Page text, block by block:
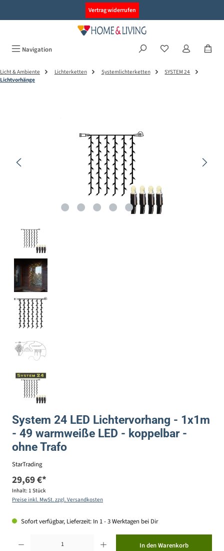
Vertrag widerrufen
Navigation
Licht & Ambiente Lichterketten Systemlichterketten
SYSTEM 24
Lichtvorhänge
System 24 LED Lichtervorhang - 1x1m
- 49 warmweiße LED - koppelbar -
ohne Trafo
StarTrading
29,69 €*
Inhalt: 1 Stück
Preise inkl. MwSt. zzgl. Versandkosten
Sofort verfügbar, Lieferzeit: In 1 - 3 Werktagen bei Dir
In den Warenkorb